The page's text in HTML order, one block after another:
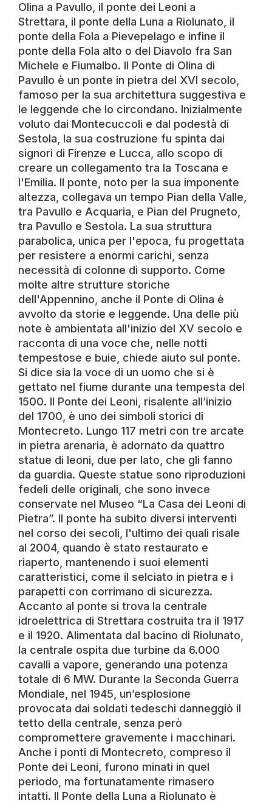
Olina a Pavullo, il ponte dei Leoni a
Strettara, il ponte della Luna a Riolunato, il
ponte della Fola a Pievepelago e infine il
ponte della Fola alto o del Diavolo fra San
Michele e Fiumalbo. Il Ponte di Olina di
Pavullo è un ponte in pietra del XVI secolo,
famoso per la sua architettura suggestiva e
le leggende che lo circondano. Inizialmente
voluto dai Montecuccoli e dal podestà di
Sestola, la sua costruzione fu spinta dai
signori di Firenze e Lucca, allo scopo di
creare un collegamento tra la Toscana e
l'Emilia. Il ponte, noto per la sua imponente
altezza, collegava un tempo Pian della Valle,
tra Pavullo e Acquaria, e Pian del Prugneto,
tra Pavullo e Sestola. La sua struttura
parabolica, unica per l'epoca, fu progettata
per resistere a enormi carichi, senza
necessità di colonne di supporto. Come
molte altre strutture storiche
dell'Appennino, anche il Ponte di Olina è
avvolto da storie e leggende. Una delle più
note è ambientata all'inizio del XV secolo e
racconta di una voce che, nelle notti
tempestose e buie, chiede aiuto sul ponte.
Si dice sia la voce di un uomo che si è
gettato nel fiume durante una tempesta del
1500. Il Ponte dei Leoni, risalente all’inizio
del 1700, è uno dei simboli storici di
Montecreto. Lungo 117 metri con tre arcate
in pietra arenaria, è adornato da quattro
statue di leoni, due per lato, che gli fanno
da guardia. Queste statue sono riproduzioni
fedeli delle originali, che sono invece
conservate nel Museo “La Casa dei Leoni di
Pietra”. Il ponte ha subito diversi interventi
nel corso dei secoli, l'ultimo dei quali risale
al 2004, quando è stato restaurato e
riaperto, mantenendo i suoi elementi
caratteristici, come il selciato in pietra e i
parapetti con corrimano di sicurezza.
Accanto al ponte si trova la centrale
idroelettrica di Strettara costruita tra il 1917
e il 1920. Alimentata dal bacino di Riolunato,
la centrale ospita due turbine da 6.000
cavalli a vapore, generando una potenza
totale di 6 MW. Durante la Seconda Guerra
Mondiale, nel 1945, un’esplosione
provocata dai soldati tedeschi danneggiò il
tetto della centrale, senza però
compromettere gravemente i macchinari.
Anche i ponti di Montecreto, compreso il
Ponte dei Leoni, furono minati in quel
periodo, ma fortunatamente rimasero
intatti. Il Ponte della Luna a Riolunato è